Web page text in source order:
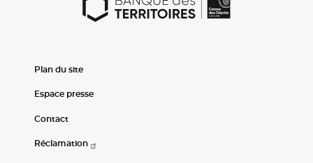
Plan du site
Espace presse
Contact
Réclamation